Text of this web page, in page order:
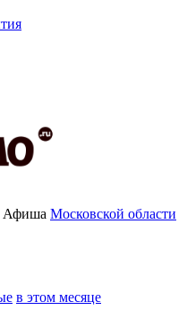
Афиша Московской области
в этом месяце